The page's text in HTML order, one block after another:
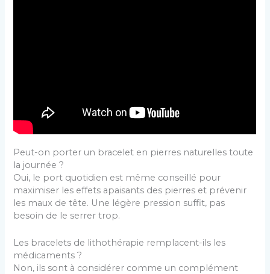
Peut-on porter un bracelet en pierres naturelles toute
la journée ?
Oui, le port quotidien est même conseillé pour
maximiser les effets apaisants des pierres et prévenir
les maux de tête. Une légère pression suffit, pas
besoin de le serrer trop.
Les bracelets de lithothérapie remplacent-ils les
médicaments ?
Non, ils sont à considérer comme un complément